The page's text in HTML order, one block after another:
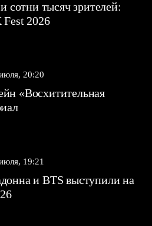
сотни тысяч зрителей:
2026
20:20
«Восхитительная
19:21
и BTS выступили на